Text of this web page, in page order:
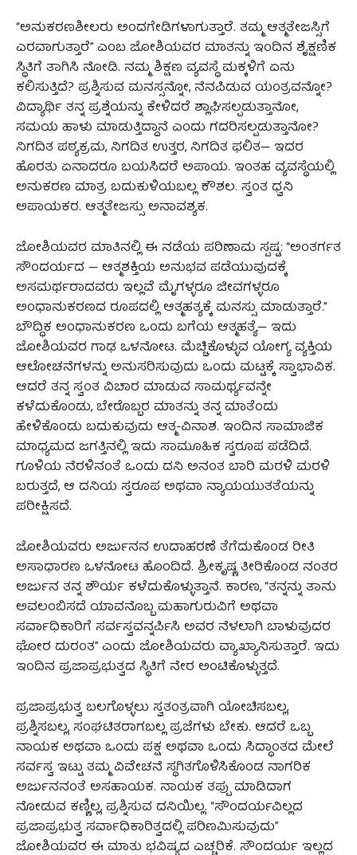
“ಅನುಕರಣಶೀಲರು ಅಂದಗೇಡಿಗಳಾಗುತ್ತಾರೆ. ತಮ್ಮ ಆತ್ಮತೇಜಸ್ಸಿಗೆ
ಎರವಾಗುತ್ತಾರೆ” ಎಂಬ ಜೋಶಿಯವರ ಮಾತನ್ನು ಇಂದಿನ ಶೈಕ್ಷಣಿಕ
ಸ್ಥಿತಿಗೆ ತಾಗಿಸಿ ನೋಡಿ. ನಮ್ಮ ಶಿಕ್ಷಣ ವ್ಯವಸ್ಥೆ ಮಕ್ಕಳಿಗೆ ಏನು
ಕಲಿಸುತ್ತಿದೆ? ಪ್ರಶ್ನಿಸುವ ಮನಸ್ಸನ್ನೋ, ನೆನಪಿಡುವ ಯಂತ್ರವನ್ನೋ?
ವಿದ್ಯಾರ್ಥಿ ತನ್ನ ಪ್ರಶ್ನೆಯನ್ನು ಕೇಳಿದರೆ ಶ್ಲಾಘಿಸಲ್ಪಡುತ್ತಾನೋ,
ಸಮಯ ಹಾಳು ಮಾಡುತ್ತಿದ್ದಾನೆ ಎಂದು ಗದರಿಸಲ್ಪಡುತ್ತಾನೋ?
ನಿಗದಿತ ಪಠ್ಯಕ್ರಮ, ನಿಗದಿತ ಉತ್ತರ, ನಿಗದಿತ ಫಲಿತ— ಇದರ
ಹೊರತು ಏನಾದರೂ ಬಯಸಿದರೆ ಅಪಾಯ. ಇಂತಹ ವ್ಯವಸ್ಥೆಯಲ್ಲಿ
ಅನುಕರಣ ಮಾತ್ರ ಬದುಕುಳಿಯಬಲ್ಲ ಕೌಶಲ. ಸ್ವಂತ ಧ್ವನಿ
ಅಪಾಯಕರ. ಆತ್ಮತೇಜಸ್ಸು ಅನಾವಶ್ಯಕ.
ಜೋಶಿಯವರ ಮಾತಿನಲ್ಲಿ ಈ ನಡೆಯ ಪರಿಣಾಮ ಸ್ಪಷ್ಟ: “ಅಂತರ್ಗತ
ಸೌಂದರ್ಯದ — ಆತ್ಮಶಕ್ತಿಯ ಅನುಭವ ಪಡೆಯುವುದಕ್ಕೆ
ಅಸಮರ್ಥರಾದವರು ಇಲ್ಲವೆ ಮೈಗಳ್ಳರೂ ಜೀವಗಳ್ಳರೂ
ಅಂಧಾನುಕರಣದ ರೂಪದಲ್ಲಿ ಆತ್ಮಹತ್ಯಕ್ಕೆ ಮನಸ್ಸು ಮಾಡುತ್ತಾರೆ.”
ಬೌದ್ಧಿಕ ಅಂಧಾನುಕರಣ ಒಂದು ಬಗೆಯ ಆತ್ಮಹತ್ಯೆ— ಇದು
ಜೋಶಿಯವರ ಗಾಢ ಒಳನೋಟ. ಮೆಚ್ಚಿಕೊಳ್ಳುವ ಯೋಗ್ಯ ವ್ಯಕ್ತಿಯ
ಆಲೋಚನೆಗಳನ್ನು ಅನುಸರಿಸುವುದು ಒಂದು ಮಟ್ಟಕ್ಕೆ ಸ್ವಾಭಾವಿಕ.
ಆದರೆ ತನ್ನ ಸ್ವಂತ ವಿಚಾರ ಮಾಡುವ ಸಾಮರ್ಥ್ಯವನ್ನೇ
ಕಳೆದುಕೊಂಡು, ಬೇರೊಬ್ಬರ ಮಾತನ್ನು ತನ್ನ ಮಾತೆಂದು
ಹೇಳಿಕೊಂಡು ಬದುಕುವುದು ಆತ್ಮ-ವಿನಾಶ. ಇಂದಿನ ಸಾಮಾಜಿಕ
ಮಾಧ್ಯಮದ ಜಗತ್ತಿನಲ್ಲಿ ಇದು ಸಾಮೂಹಿಕ ಸ್ವರೂಪ ಪಡೆದಿದೆ.
ಗೂಳಿಯ ನೆರಳಿನಂತೆ ಒಂದು ದನಿ ಅನಂತ ಬಾರಿ ಮರಳಿ ಮರಳಿ
ಬರುತ್ತದೆ, ಆ ದನಿಯ ಸ್ವರೂಪ ಅಥವಾ ನ್ಯಾಯಯುತತೆಯನ್ನು
ಪರೀಕ್ಷಿಸದೆ.
ಜೋಶಿಯವರು ಅರ್ಜುನನ ಉದಾಹರಣೆ ತೆಗೆದುಕೊಂಡ ರೀತಿ
ಅಸಾಧಾರಣ ಒಳನೋಟ ಹೊಂದಿದೆ. ಶ್ರೀಕೃಷ್ಣ ತೀರಿಕೊಂಡ ನಂತರ
ಅರ್ಜುನ ತನ್ನ ಶೌರ್ಯ ಕಳೆದುಕೊಳ್ಳುತ್ತಾನೆ. ಕಾರಣ, “ತನ್ನನ್ನು ತಾನು
ಅವಲಂಬಿಸದೆ ಯಾವನೊಬ್ಬ ಮಹಾಗುರುವಿಗೆ ಅಥವಾ
ಸರ್ವಾಧಿಕಾರಿಗೆ ಸರ್ವಸ್ವವನ್ನರ್ಪಿಸಿ ಅವರ ನೆಳಲಾಗಿ ಬಾಳುವುದರ
ಘೋರ ದುರಂತ” ಎಂದು ಜೋಶಿಯವರು ವ್ಯಾಖ್ಯಾನಿಸುತ್ತಾರೆ. ಇದು
ಇಂದಿನ ಪ್ರಜಾಪ್ರಭುತ್ವದ ಸ್ಥಿತಿಗೆ ನೇರ ಅಂಟಿಕೊಳ್ಳುತ್ತದೆ.
ಪ್ರಜಾಪ್ರಭುತ್ವ ಬಲಗೊಳ್ಳಲು ಸ್ವತಂತ್ರವಾಗಿ ಯೋಚಿಸಬಲ್ಲ,
ಪ್ರಶ್ನಿಸಬಲ್ಲ, ಸಂಘಟಿತರಾಗಬಲ್ಲ ಪ್ರಜೆಗಳು ಬೇಕು. ಆದರೆ ಒಬ್ಬ
ನಾಯಕ ಅಥವಾ ಒಂದು ಪಕ್ಷ ಅಥವಾ ಒಂದು ಸಿದ್ಧಾಂತದ ಮೇಲೆ
ಸರ್ವಸ್ವ ಇಟ್ಟು ತಮ್ಮ ವಿವೇಚನೆ ಸ್ಥಗಿತಗೊಳಿಸಿಕೊಂಡ ನಾಗರಿಕ
ಅರ್ಜುನನಂತೆ ಅಸಹಾಯಕ. ನಾಯಕ ತಪ್ಪು ಮಾಡಿದಾಗ
ನೋಡುವ ಕಣ್ಣಿಲ್ಲ, ಪ್ರಶ್ನಿಸುವ ದನಿಯಿಲ್ಲ. “ಸೌಂದರ್ಯವಿಲ್ಲದ
ಪ್ರಜಾಪ್ರಭುತ್ವ ಸರ್ವಾಧಿಕಾರಿತ್ವದಲ್ಲಿ ಪರಿಣಮಿಸುವುದು”
ಜೋಶಿಯವರ ಈ ಮಾತು ಭವಿಷ್ಯದ ಎಚ್ಚರಿಕೆ. ಸೌಂದರ್ಯ ಇಲ್ಲದ